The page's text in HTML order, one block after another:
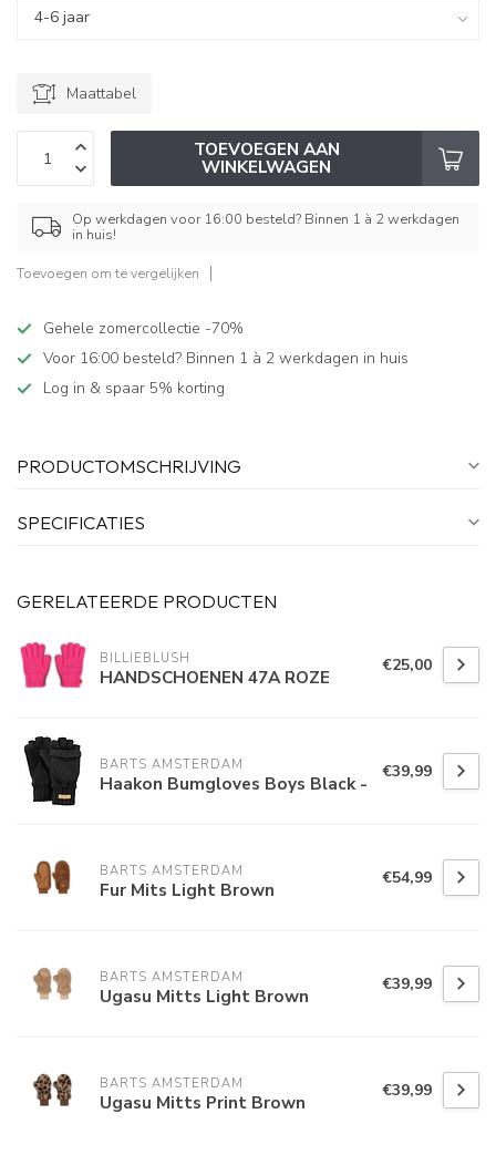
Maattabel
TOEVOEGEN AAN
WINKELWAGEN
Op werkdagen voor 16:00 besteld? Binnen 1 à 2 werkdagen
in huis!
Toevoegen om te vergelijken
Gehele zomercollectie -70%
Voor 16:00 besteld? Binnen 1 à 2 werkdagen in huis
Log in & spaar 5% korting
PRODUCTOMSCHRIJVING
SPECIFICATIES
GERELATEERDE PRODUCTEN
BILLIEBLUSH
HANDSCHOENEN 47A ROZE €25,00
BARTS AMSTERDAM
Haakon Bumgloves Boys Black - €39,99
BARTS AMSTERDAM
Fur Mits Light Brown €54,99
BARTS AMSTERDAM
Ugasu Mitts Light Brown €39,99
BARTS AMSTERDAM
Ugasu Mitts Print Brown €39,99